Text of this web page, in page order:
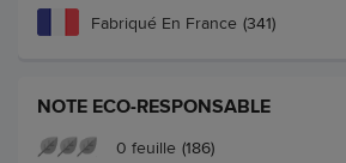
Fabriqué En France (341)
NOTE ECO-RESPONSABLE
0 feuille (186)